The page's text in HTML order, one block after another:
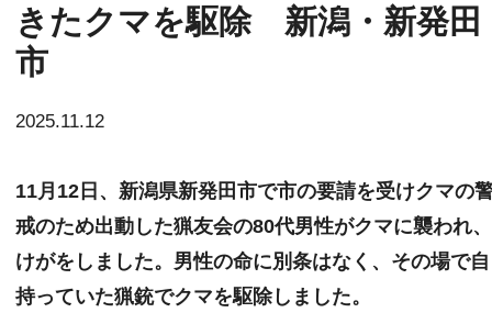
きたクマを駆除 新潟・新発田
市
2025.11.12
11月12日、新潟県新発田市で市の要請を受けクマの
戒のため出動した猟友会の80代男性がクマに襲われ、
けがをしました。男性の命に別条はなく、その場で
持っていた猟銃でクマを駆除しました。